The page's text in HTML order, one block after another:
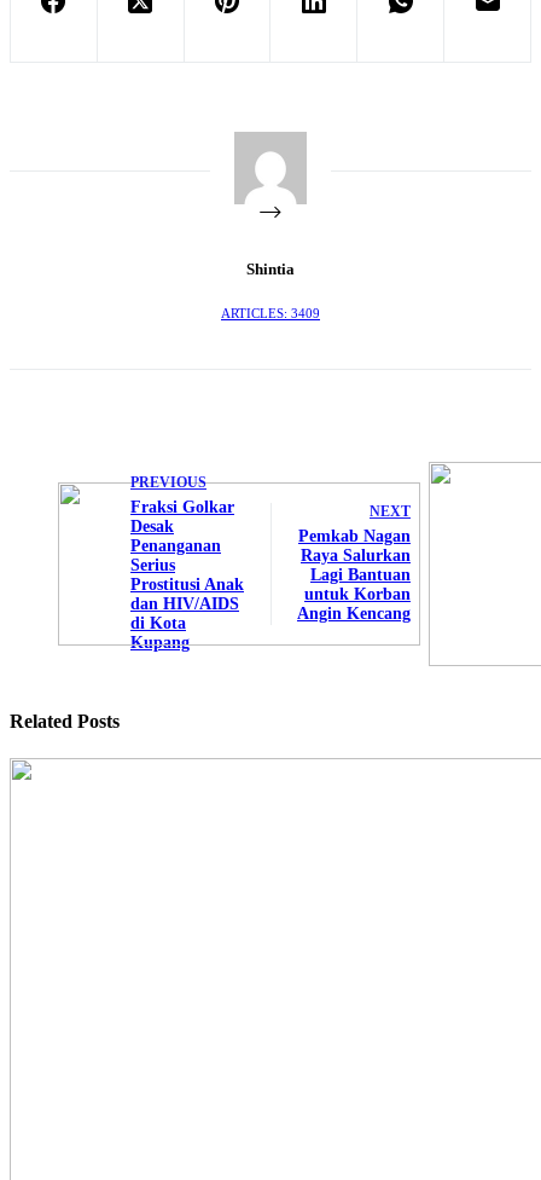
Shintia
ARTICLES: 3409
PREVIOUS
Fraksi Golkar
Desak
Penanganan
Serius
Prostitusi Anak
dan HIV/AIDS
di Kota
Kupang
NEXT
Pemkab Nagan
Raya Salurkan
Lagi Bantuan
untuk Korban
Angin Kencang
Related Posts